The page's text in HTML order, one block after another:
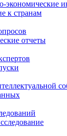
экономические
к странам
отчеты